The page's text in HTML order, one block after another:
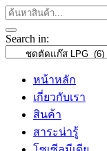
Search in:
หน้าหลัก
เกี่ยวกับเรา
สินค้า
สาระน่ารู้